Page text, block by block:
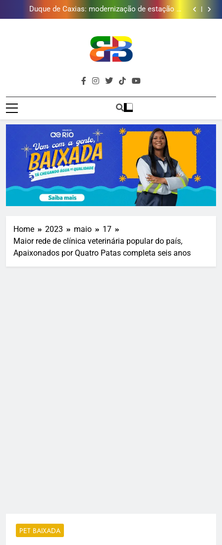
tratamento reforça abastecimento de água
Guanabara tem diversas opções de vinhos para
presentear o seu pai. Descubra como escolher o que
Gastro Samba reúne Nosso Sentimento e Gustavo
Golfe e fortalece projeto que atende 140 crianças
Duque de Caxias: modernização de estação de
tratamento reforça abastecimento de água
Guanabara tem diversas opções de vinhos para
presentear o seu pai. Descubra como escolher o que
mais combina com ele
Gastro Samba reúne Nosso Sentimento e Gustavo
Lins em Nova Iguaçu neste fim de semana
Brava
Baixada
Baixada Fluminense Em Destaque!
Home 2023 maio
17
Maior rede de clínica veterinária popular do país,
Apaixonados por Quatro Patas completa seis anos
PET BAIXADA